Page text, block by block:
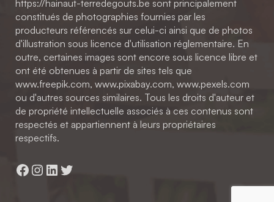
https://hainaut-terredegouts.be sont principalement
constitués de photographies fournies par les
producteurs référencés sur celui-ci ainsi que de photos
d'illustration sous licence d'utilisation réglementaire. En
outre, certaines images sont encore sous licence libre et
ont été obtenues à partir de sites tels que
www.freepik.com, www.pixabay.com, www.pexels.com
ou d'autres sources similaires. Tous les droits d'auteur et
de propriété intellectuelle associés à ces contenus sont
respectés et appartiennent à leurs propriétaires
respectifs.
Facebook
Instagram
LinkedIn
Twitter